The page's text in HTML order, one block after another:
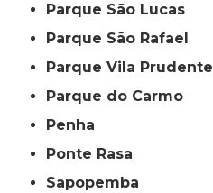
Parque São Lucas
Parque São Rafael
Parque Vila Prudente
Parque do Carmo
Penha
Ponte Rasa
Sapopemba